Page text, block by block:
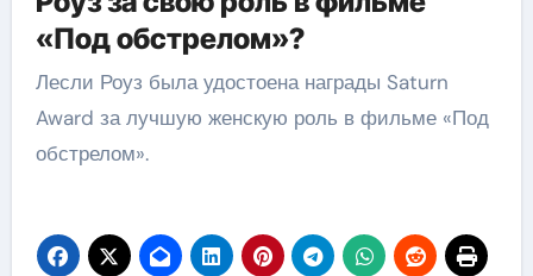
«Под обстрелом»?
Лесли Роуз была удостоена награды Saturn
Award за лучшую женскую роль в фильме «Под
обстрелом».